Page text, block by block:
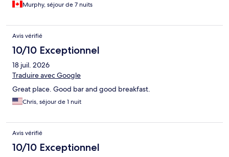
Murphy, séjour de 7 nuits
Avis vérifié
10/10 Exceptionnel
18 juil. 2026
Traduire avec Google
Great place. Good bar and good breakfast.
Chris, séjour de 1 nuit
Avis vérifié
10/10 Exceptionnel